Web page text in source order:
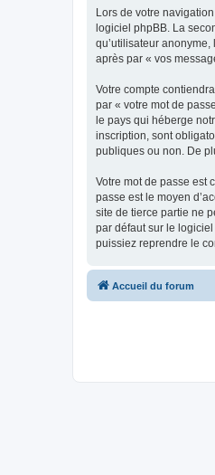
Lors de votre
logiciel phpBB. La
qu’utilisateur
après par « vos
Votre compte
par « votre mot de
le pays qui héberge
inscription, sont
publiques ou non. De
Votre mot de passe est
passe est le moyen
site de tierce partie ne
par défaut sur le
puissiez reprendre le
Accueil du forum